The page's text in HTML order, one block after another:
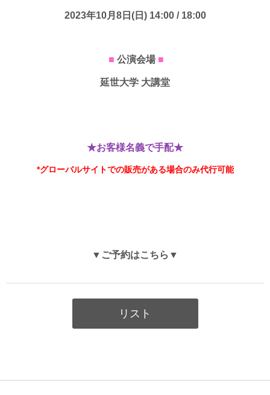
2023年10月8日(日) 14:00 / 18:00
■ 公演会場 ■
延世大学 大講堂
★お客様名義で手配★
*グローバルサイトでの販売がある場合のみ代行可能
▼ご予約はこちら▼
リスト